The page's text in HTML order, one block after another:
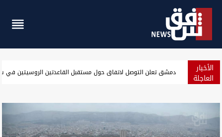
الأخبار
العاجلة قفزة جديدة للدولار في بغداد وأربيل مع إغلاق الأسواق